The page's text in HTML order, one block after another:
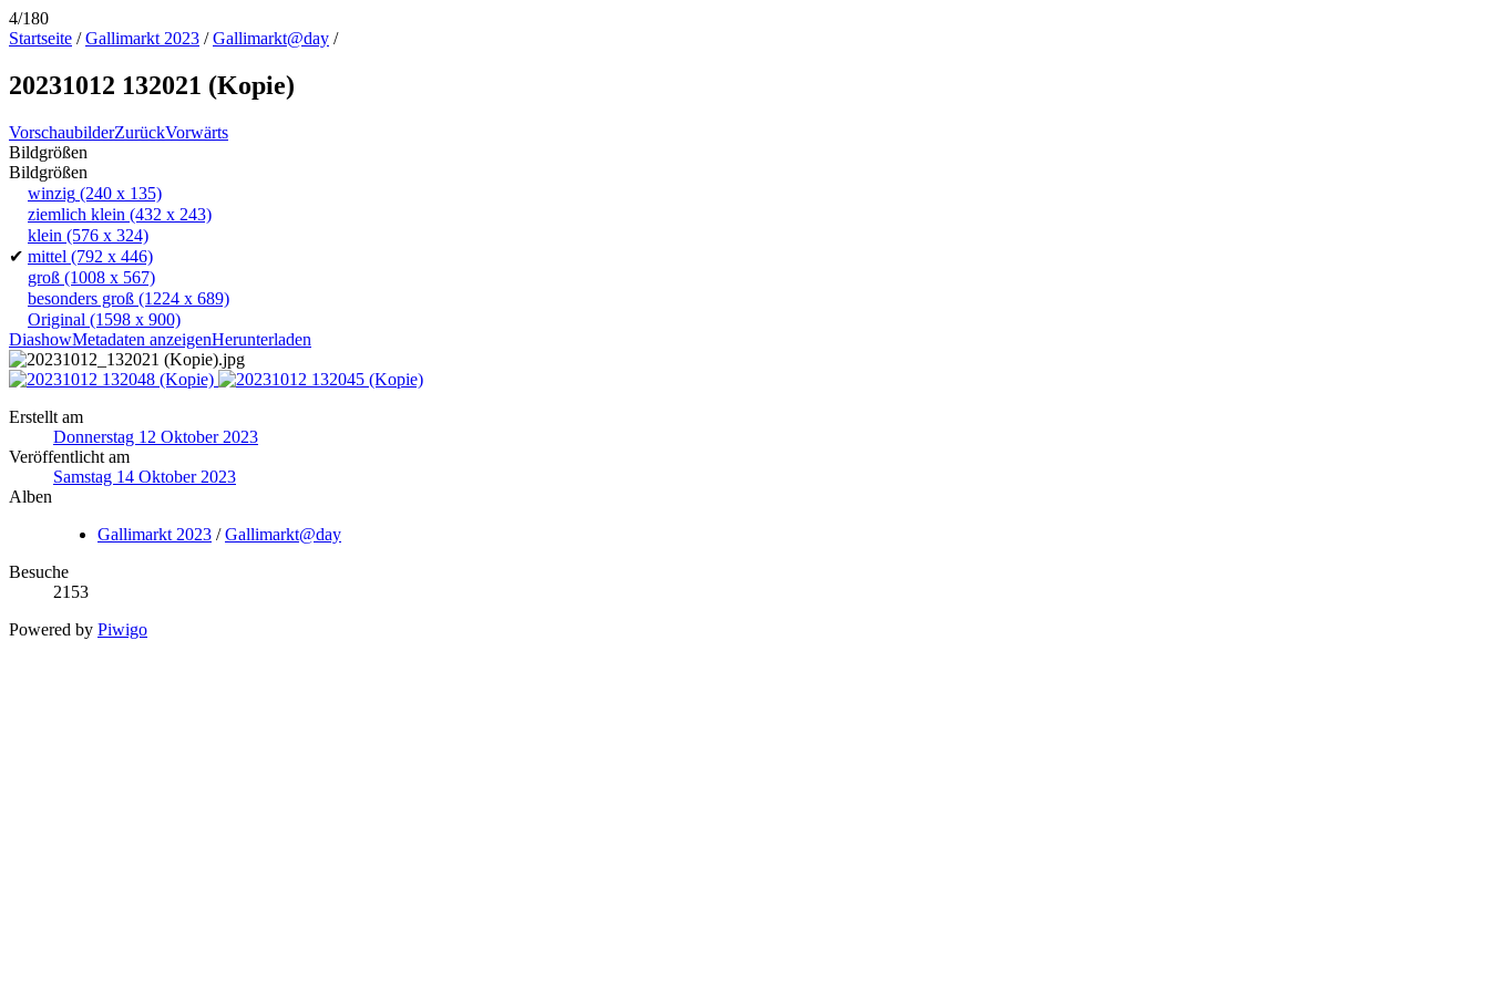
4/180
Startseite /Gallimarkt 2023 /Gallimarkt@day /
20231012 132021 (Kopie)
VorschaubilderZurückVorwärts
Bildgrößen
Bildgrößen
winzig (240 x 135)
ziemlich klein (432 x 243)
klein (576 x 324)
✔ mittel (792 x 446)
groß (1008 x 567)
besonders groß (1224 x 689)
Original (1598 x 900)
DiashowMetadaten anzeigenHerunterladen
Erstellt am
Donnerstag 12 Oktober 2023
Veröffentlicht am
Samstag 14 Oktober 2023
Alben
Gallimarkt 2023 /Gallimarkt@day
Besuche
2153
Powered by Piwigo